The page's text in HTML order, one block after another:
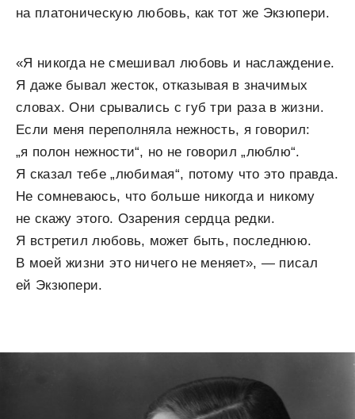
на платоническую любовь, как тот же Экзюпери.
«Я никогда не смешивал любовь и наслаждение.
Я даже бывал жесток, отказывая в значимых
словах. Они срывались с губ три раза в жизни.
Если меня переполняла нежность, я говорил:
„я полон нежности“, но не говорил „люблю“.
Я сказал тебе „любимая“, потому что это правда.
Не сомневаюсь, что больше никогда и никому
не скажу этого. Озарения сердца редки.
Я встретил любовь, может быть, последнюю.
В моей жизни это ничего не меняет», — писал
ей Экзюпери.